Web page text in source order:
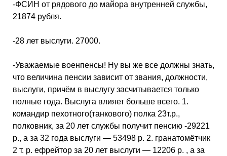
-ФСИН от рядового до майора внутренней службы,
21874 рубля.
-28 лет выслуги. 27000.
-Уважаемые военпенсы! Ну вы же все должны знать,
что величина пенсии зависит от звания, должности,
выслуги, причём в выслугу засчитывается только
полные года. Выслуга влияет больше всего. 1.
командир пехотного(танкового) полка 23т.р.,
полковник, за 20 лет службы получит пенсию -29221
р., а за 32 года выслуги — 53498 р. 2. гранатомётчик
2 т. р. ефрейтор за 20 лет выслуги — 12206 р. , а за